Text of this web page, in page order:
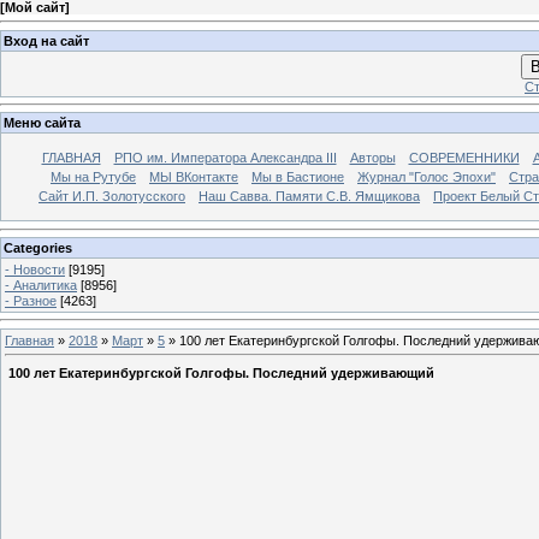
[Мой сайт]
Вход на сайт
Меню сайта
ГЛАВНАЯ РПО им. Императора Александра III Авторы СОВРЕМЕННИКИ
Мы на Рутубе
МЫ ВКонтакте Мы в Бастионе Журнал "Голос Эпохи"
Сайт И.П. Золотусского
Наш Савва. Памяти С.В. Ямщикова Проект Белый
Categories
- Новости [9195]
- Аналитика [8956]
- Разное [4263]
Главная » 2018 » Март » 5 » 100 лет Екатеринбургской Голгофы. Последний
100 лет Екатеринбургской Голгофы. Последний удерживающий